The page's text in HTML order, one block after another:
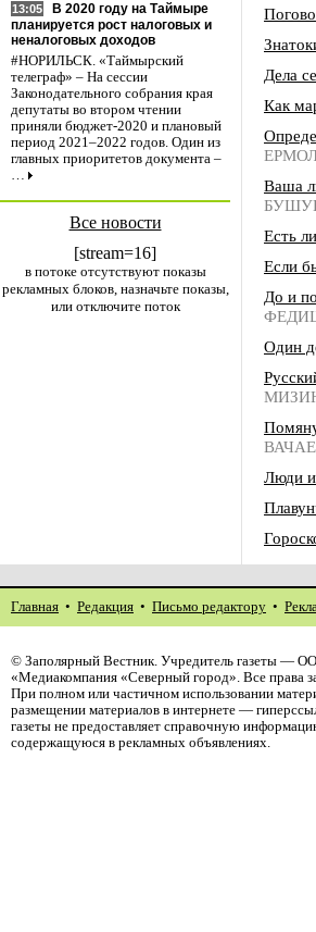
13:05
В 2020 году на Таймыре
планируется рост налоговых и
неналоговых доходов
#НОРИЛЬСК. «Таймырский
телеграф» – На сессии
Законодательного собрания края
депутаты во втором чтении
приняли бюджет-2020 и плановый
период 2021–2022 годов. Один из
главных приоритетов документа –
…
Все новости
[stream=16]
в потоке отсутствуют показы
рекламных блоков, назначьте показы,
или отключите поток
Дела
Как
Ваша
Есть
Если
До и
Один
Люди и
Главная • Редакция • Письмо редактору •
© Заполярный Вестник. Учредитель газеты —
«Медиакомпания «Северный город». Все права
При полном или частичном использовании
размещении материалов в интернете —
газеты не предоставляет справочную
содержащуюся в рекламных объявлениях.